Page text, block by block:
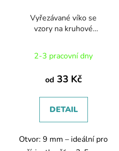
Vyřezávané víko se
vzory na kruhové
2-3 pracovní dny
od 33 Kč
DETAIL
Otvor: 9 mm – ideální pro